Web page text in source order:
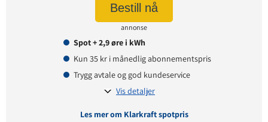
Spot + 2,9 øre i kWh
Kun 35 kr i månedlig abonnementspris
Trygg avtale og god kundeservice
Vis detaljer
Bestill nå
annonse
Les mer om Klarkraft spotpris